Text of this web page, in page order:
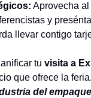
Aprovecha
y
llevar contigo
tu visita a
que ofrece la
del